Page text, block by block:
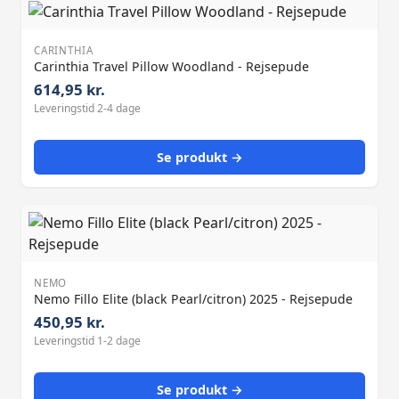
CARINTHIA
Carinthia Travel Pillow Woodland - Rejsepude
614,95 kr.
Leveringstid 2-4 dage
Se produkt →
NEMO
Nemo Fillo Elite (black Pearl/citron) 2025 - Rejsepude
450,95 kr.
Leveringstid 1-2 dage
Se produkt →